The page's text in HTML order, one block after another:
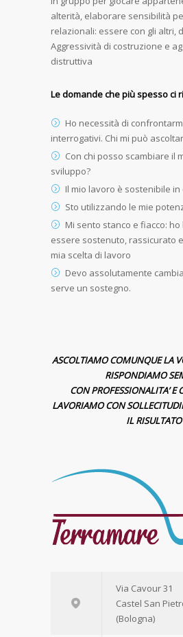
alterità, elaborare sensibilità
relazionali: essere con gli altri,
Aggressività di costruzione e
distruttiva
Le domande che più spesso ci
Ho necessità di
interrogativi. Chi mi può
Con chi posso scambiare il
sviluppo?
Il mio lavoro è sostenibile
Sto utilizzando le mie
Mi sento stanco e fiacco:
essere sostenuto, rassicurato
mia scelta di lavoro
Devo assolutamente
serve un sostegno.
ASCOLTIAMO COMUNQUE LA
RISPONDIAMO
CON PROFESSIONALITA’ E
LAVORIAMO CON
IL RISULTATO
Via Cavour 31
Castel San
(Bologna)